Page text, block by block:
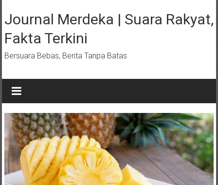
konten
Journal Merdeka | Suara Rakyat,
Fakta Terkini
Bersuara Bebas, Berita Tanpa Batas